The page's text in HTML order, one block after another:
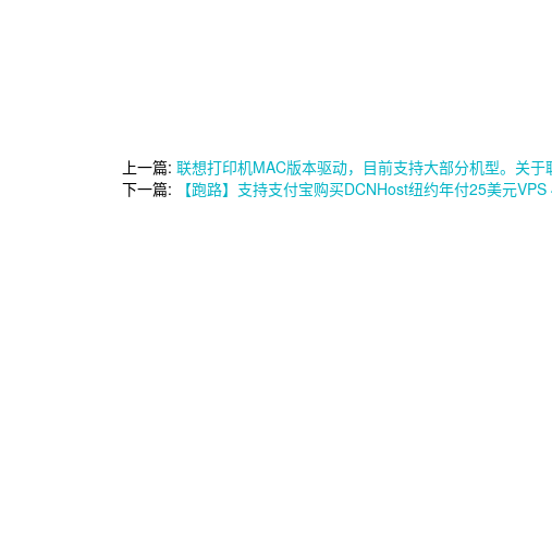
上一篇: 联想打印机MAC版本驱动，目前支持大部分机型。关
下一篇:
【跑路】支持支付宝购买DCNHost纽约年付25美元